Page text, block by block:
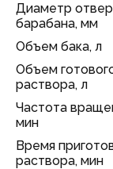
Диаметр
барабана, мм
Объем бака, л
Объем
раствора, л
Частота
мин
Время
раствора, мин